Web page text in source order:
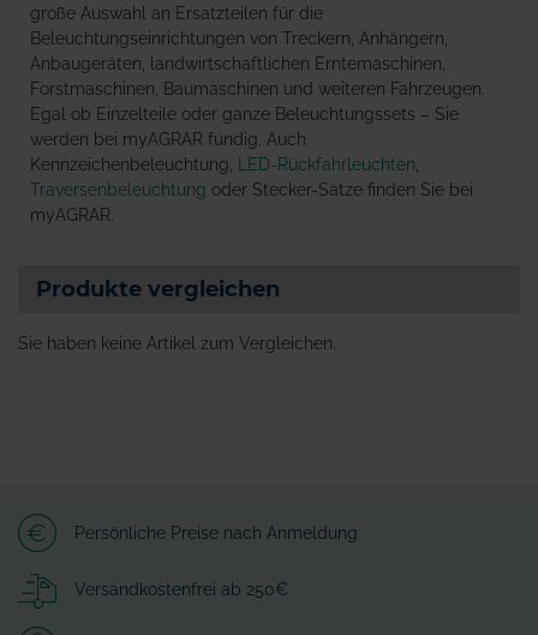
große Auswahl an Ersatzteilen für die
Beleuchtungseinrichtungen von Treckern, Anhängern,
Anbaugeräten, landwirtschaftlichen Erntemaschinen,
Forstmaschinen, Baumaschinen und weiteren Fahrzeugen.
Egal ob Einzelteile oder ganze Beleuchtungssets – Sie
werden bei myAGRAR fündig. Auch
Kennzeichenbeleuchtung, LED-Rückfahrleuchten,
Traversenbeleuchtung oder Stecker-Sätze finden Sie bei
myAGRAR.
Produkte vergleichen
Sie haben keine Artikel zum Vergleichen.
Persönliche Preise nach Anmeldung
Versandkostenfrei ab 250€